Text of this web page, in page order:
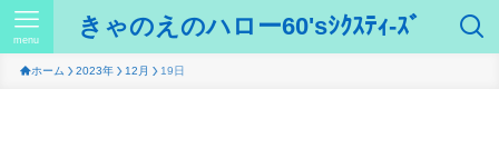
きゃのえのハロー60'sｼｸｽﾃｨ-ｽﾞ
menu
ホーム 2023年 12月 19日